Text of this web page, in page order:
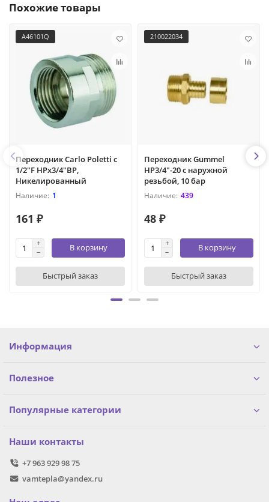
Похожие товары
A46101Q
Переходник Carlo Poletti с
1/2"F НРх3/4"ВР,
Никелированный
1
161 ₽
В корзину
Быстрый заказ
210022034
Переходник Gummel
НР3/4"-20 с наружной
резьбой, 10 бар
439
48 ₽
В корзину
Быстрый заказ
Информация
Полезное
Популярные категории
Наши контакты
+7 963 929 98 75
vamtepla@yandex.ru